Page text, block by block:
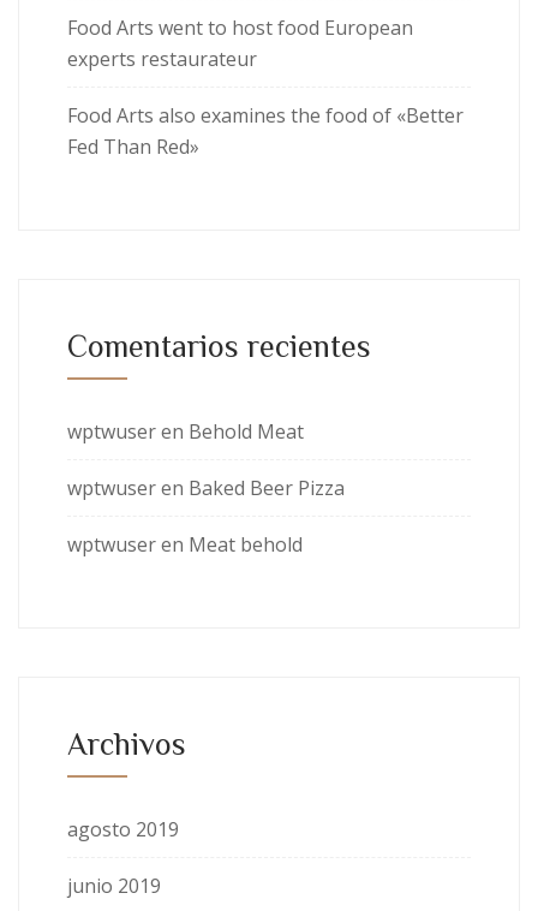
Food Arts went to host food European
experts restaurateur
Food Arts also examines the food of «Better
Fed Than Red»
Comentarios recientes
wptwuseren Behold Meat
wptwuseren Baked Beer Pizza
wptwuseren Meat behold
Archivos
agosto 2019
junio 2019